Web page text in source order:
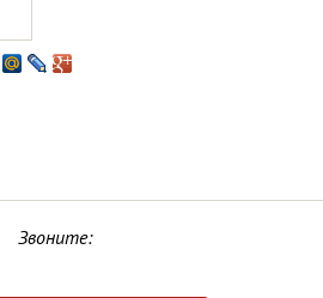
Звоните: